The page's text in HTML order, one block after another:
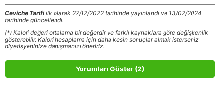
Ceviche Tarifiilk olarak 27/12/2022 tarihinde yayınlandı ve 13/02/2024
tarihinde güncellendi.
(*) Kalori değeri ortalama bir değerdir ve farklı kaynaklara göre değişkenlik
gösterebilir. Kalori hesaplama için daha kesin sonuçlar almak isterseniz
diyetisyeninize danışmanızı öneririz.
Yorumları Göster (2)